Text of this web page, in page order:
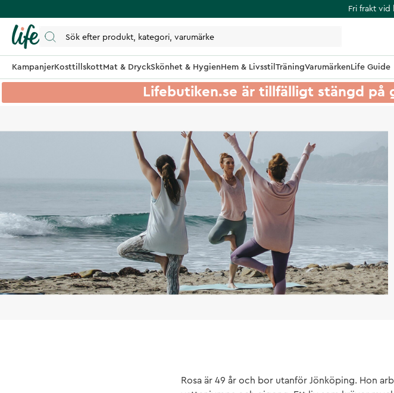
Fri frakt vid
KampanjerKosttillskottMat & DryckSkönhet & HygienHem & Livsstil TräningVarumärkenLife Guide
Lifebutiken.se är tillfälligt stängd på
Rosa är 49 år och bor utanför Jönköping. Hon